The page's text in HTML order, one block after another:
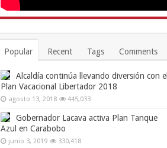
Popular Recent Tags Comments
Alcaldía continúa llevando diversión con el
Plan Vacacional Libertador 2018
agosto 13, 2018 445,033
Gobernador Lacava activa Plan Tanque
Azul en Carabobo
junio 3, 2019 330,418